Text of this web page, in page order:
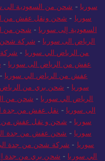
سوريا - شحن من السعودية الى
سوريا - شحن ونقل عفش من
السعودية إلى سوريا - شحن من
الرياض الى سوريا - شركة شحن
من الرياض الي سوريا -
عفش من الرياض الى سوريا -
عفش من الرياض الي سوريا -
سوريا - شحن بري من الرياض
الرياض الي سوريا - شحن من
الى سوريا - نقل عفش من جدة
سوريا - شحن و نقل عفش من
سوريا - شحن عفش من جدة
سوريا - شركة شحن من جدة
الي سوريا - شحن بري من جدة